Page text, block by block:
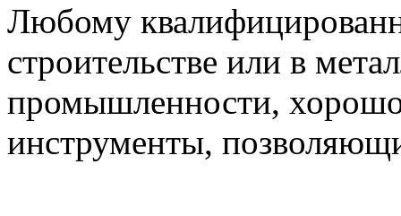
Любому
строительстве или в
промышленности, хорошо
инструменты,